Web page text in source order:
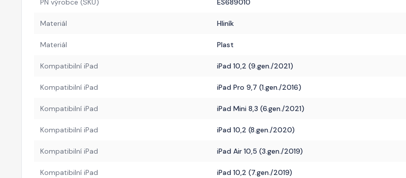
PN výrobce (SKU) ES689010
Materiál Hliník
Materiál Plast
Kompatibilní iPad iPad 10,2 (9.gen./2021)
Kompatibilní iPad iPad Pro 9,7 (1.gen./2016)
Kompatibilní iPad iPad Mini 8,3 (6.gen./2021)
Kompatibilní iPad iPad 10,2 (8.gen./2020)
Kompatibilní iPad iPad Air 10,5 (3.gen./2019)
Kompatibilní iPad iPad 10,2 (7.gen./2019)